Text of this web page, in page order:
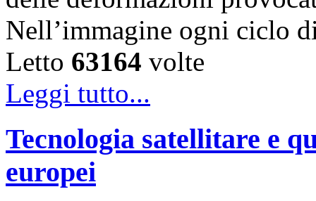
Nell’immagine ogni ciclo
Letto 63164 volte
Leggi tutto...
Tecnologia satellitare e
europei